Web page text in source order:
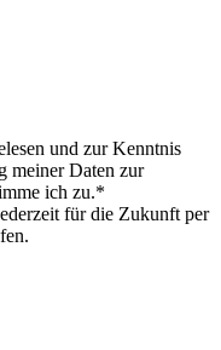
und zur Kenntnis
meiner Daten zur
ich zu.*
für die Zukunft per